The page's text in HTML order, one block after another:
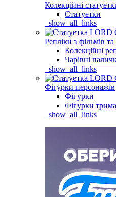
Колекційні
Статуетки
_show_all_links
Репліки з фільмів та
Колекційні
Чарівні
_show_all_links
Фігурки персонажів
Фігурки
Фігурки
_show_all_links